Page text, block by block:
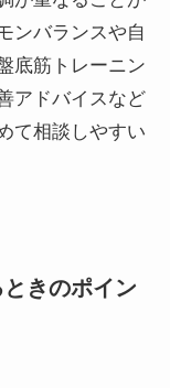
ンバランスや自
底筋トレーニン
アドバイスなど
て相談しやすい
きのポイン